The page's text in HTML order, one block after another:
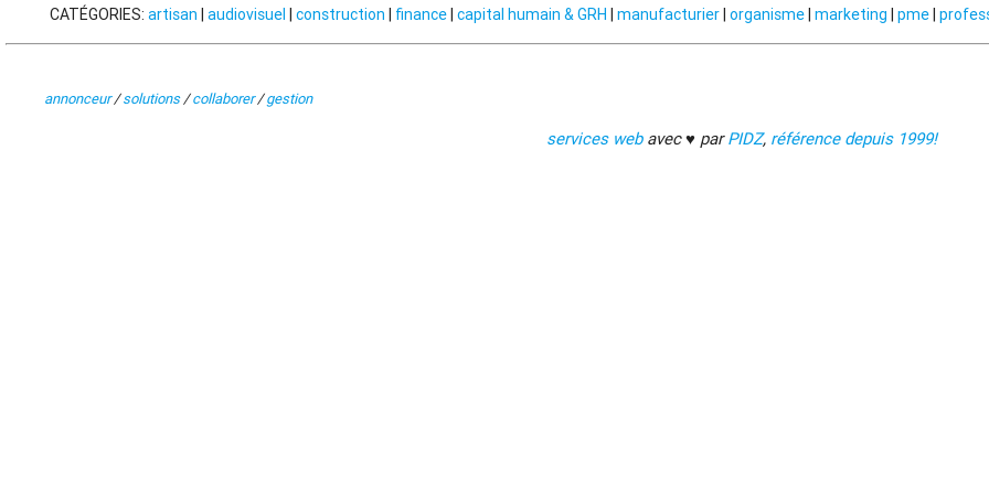
CATÉGORIES: artisan | audiovisuel | construction | finance| capital humain & GRH | manufacturier| organisme| marketing | pme|
annonceur/solutions/collaborer/gestion
services webavec ♥ parPIDZ, référence depuis 1999!